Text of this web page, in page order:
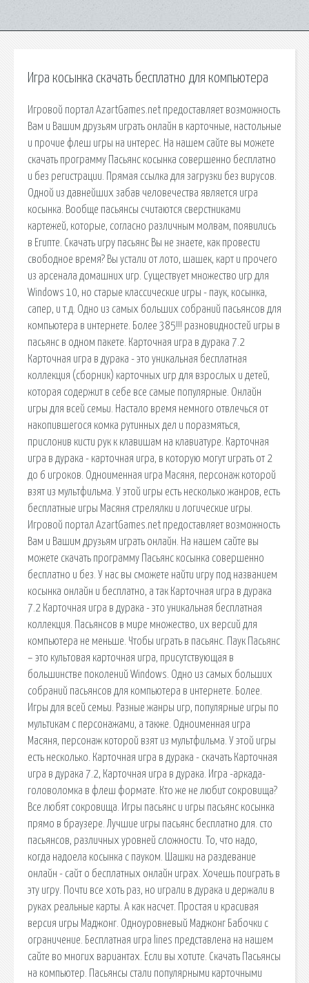
Игра косынка скачать бесплатно для компьютера
Игровой портал AzartGames.net предоставляет возможность
Вам и Вашим друзьям играть онлайн в карточные, настольные
и прочие флеш игры на интерес. На нашем сайте вы можете
скачать программу Пасьянс косынка совершенно бесплатно
и без регистрации. Прямая ссылка для загрузки без вирусов.
Одной из давнейших забав человечества является игра
косынка. Вообще пасьянсы считаются сверстниками
картежей, которые, согласно различным молвам, появились
в Египте. Скачать игру пасьянс Вы не знаете, как провести
свободное время? Вы устали от лото, шашек, карт и прочего
из арсенала домашних игр. Существует множество игр для
Windows 10, но старые классические игры - паук, косынка,
сапер, и т.д. Одно из самых больших собраний пасьянсов для
компьютера в интернете. Более 385!!! разновидностей игры в
пасьянс в одном пакете. Карточная игра в дурака 7.2
Карточная игра в дурака - это уникальная бесплатная
коллекция (сборник) карточных игр для взрослых и детей,
которая содержит в себе все самые популярные. Онлайн
игры для всей семьи. Настало время немного отвлечься от
накопившегося комка рутинных дел и поразмяться,
прислонив кисти рук к клавишам на клавиатуре. Карточная
игра в дурака - карточная игра, в которую могут играть от 2
до 6 игроков. Одноименная игра Масяня, персонаж которой
взят из мультфильма. У этой игры есть несколько жанров, есть
бесплатные игры Масяня стрелялки и логические игры.
Игровой портал AzartGames.net предоставляет возможность
Вам и Вашим друзьям играть онлайн. На нашем сайте вы
можете скачать программу Пасьянс косынка совершенно
бесплатно и без. У нас вы сможете найти игру под названием
косынка онлайн и бесплатно, а так Карточная игра в дурака
7.2 Карточная игра в дурака - это уникальная бесплатная
коллекция. Пасьянсов в мире множество, их версий для
компьютера не меньше. Чтобы играть в пасьянс. Паук Пасьянс
– это культовая карточная игра, присутствующая в
большинстве поколений Windows. Одно из самых больших
собраний пасьянсов для компьютера в интернете. Более.
Игры для всей семьи. Разные жанры игр, популярные игры по
мультикам с персонажами, а также. Одноименная игра
Масяня, персонаж которой взят из мультфильма. У этой игры
есть несколько. Карточная игра в дурака - скачать Карточная
игра в дурака 7.2, Карточная игра в дурака. Игра -аркада-
головоломка в флеш формате. Кто же не любит сокровища?
Все любят сокровища. Игры пасьянс и игры пасьянс косынка
прямо в браузере. Лучшие игры пасьянс бесплатно для. сто
пасьянсов, различных уровней сложности. То, что надо,
когда надоела косынка с пауком. Шашки на раздевание
онлайн - сайт о бесплатных онлайн играх. Хочешь поиграть в
эту игру. Почти все хоть раз, но играли в дурака и держали в
руках реальные карты. А как насчет. Простая и красивая
версия игры Маджонг. Одноуровневый Маджонг Бабочки с
ограничение. Бесплатная игра lines представлена на нашем
сайте во многих вариантах. Если вы хотите. Скачать Пасьянсы
на компьютер. Пасьянсы стали популярными карточными